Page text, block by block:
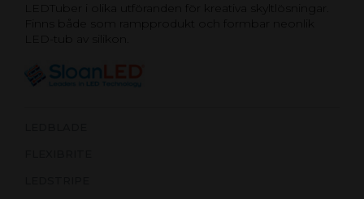
LEDTuber i olika utföranden för kreativa skyltlösningar.
Finns både som rampprodukt och formbar neonlik
LED-tub av silikon.